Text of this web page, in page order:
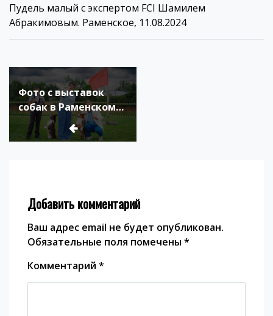
Пудель малый с экспертом FCI Шамилем
Абракимовым. Раменское, 11.08.2024
Навигация
по
записям
Фото с выставок
собак в Раменском
11.08.2024
Добавить комментарий
Ваш адрес email не будет опубликован.
Обязательные поля помечены *
Комментарий *